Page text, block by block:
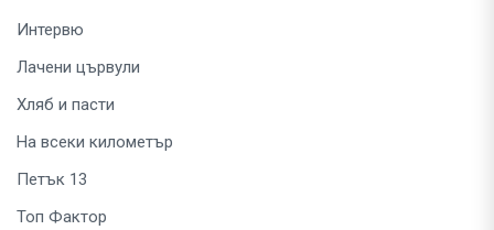
Интервю
Лачени цървули
Хляб и пасти
На всеки километър
Петък 13
Топ Фактор